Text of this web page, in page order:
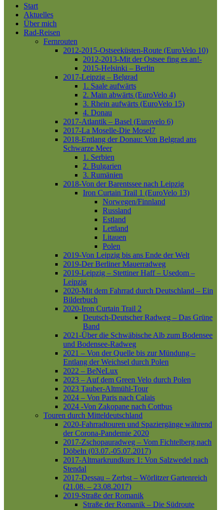
Close
Menu
Start
Aktuelles
Über mich
Rad-Reisen
Fernrouten
2012-2015-Ostseeküsten-Route (EuroVelo 10)
2012-2013-Mit der Ostsee fing es an!-
2015-Helsinki – Berlin
2017-Leipzig – Belgrad
1. Saale aufwärts
2. Main abwärts (EuroVelo 4)
3. Rhein aufwärts (EuroVelo 15)
4. Donau
2017-Atlantik – Basel (Eurovelo 6)
2017-La Moselle-Die Mosel7
2018-Entlang der Donau: Von Belgrad ans
Schwarze Meer
1. Serbien
2. Bulgarien
3. Rumänien
2018-Von der Barentssee nach Leipzig
Iron Curtain Trail 1 (EuroVelo 13)
Norwegen/Finnland
Russland
Estland
Lettland
Litauen
Polen
2019-Von Leipzig bis ans Ende der Welt
2019-Der Berliner Mauerradweg
2019-Leipzig – Stettiner Haff – Usedom –
Leipzig
2020-Mit dem Fahrrad durch Deutschland – Ein
Bilderbuch
2020-Iron Curtain Trail 2
Deutsch-Deutscher Radweg – Das Grüne
Band
2021-Über die Schwäbische Alb zum Bodensee
und Bodensee-Radweg
2021 – Von der Quelle bis zur Mündung –
Entlang der Weichsel durch Polen
2022 – BeNeLux
2023 – Auf dem Green Velo durch Polen
2023 Tauber-Altmühl-Tour
2024 – Von Paris nach Calais
2024 -Von Zakopane nach Cottbus
Touren durch Mitteldeutschland
2020-Fahrradtouren und Spaziergänge während
der Corona-Pandemie 2020
2017-Zschopauradweg – Vom Fichtelberg nach
Döbeln (03.07.-05.07.2017)
2017-Altmarkrundkurs 1: Von Salzwedel nach
Stendal
2017-Dessau – Zerbst – Wörlitzer Gartenreich
(21.08. – 23.08.2017)
2019-Straße der Romanik
Straße der Romanik – Die Südroute